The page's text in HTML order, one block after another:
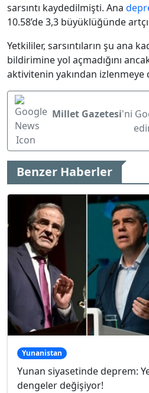
sarsıntı kaydedilmişti. Ana
10.58’de 3,3 büyüklüğünde
Yetkililer, sarsıntıların şu ana
bildirimine yol açmadığını
aktivitenin yakından izlenmeye
Millet Gazetesi'ni
Benzer Haberler
Yunanistan
Yunan siyasetinde deprem:
dengeler değişiyor!